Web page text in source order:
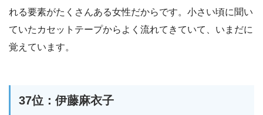
れる要素がたくさんある女性だからです。小さい頃に聞い
ていたカセットテープからよく流れてきていて、いまだに
覚えています。
37位：伊藤麻衣子